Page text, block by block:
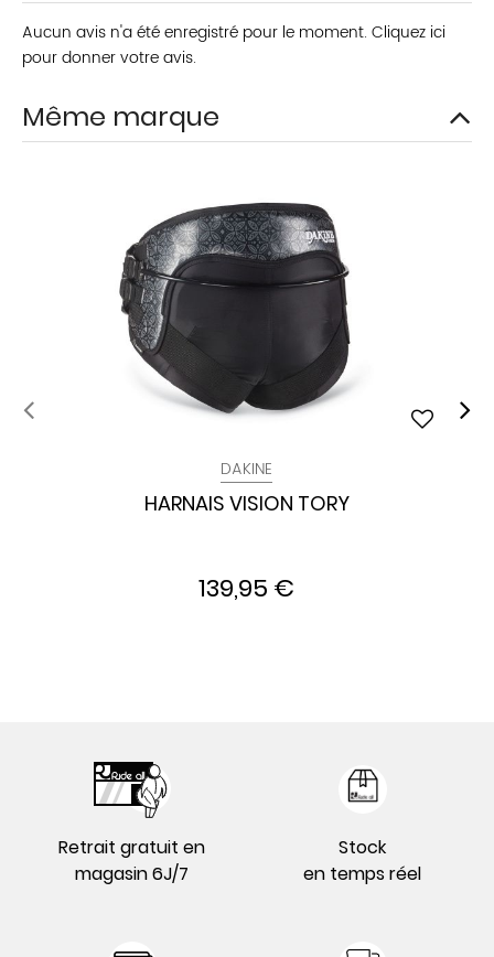
Aucun avis n'a été enregistré pour le moment. Cliquez ici
pour donner votre avis.
Même marque
DAKINE
HARNAIS VISION TORY
139,95 €
Retrait gratuit en
magasin 6J/7
Stock
en temps réel